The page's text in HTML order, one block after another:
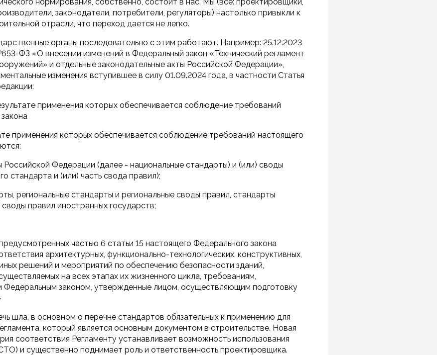
законодатели, потребители, регуляторы) настолько привыкли к
отрасли, что переход дается не легко.
органы последовательно с этим работают. Например: 25.12.2023
ФЗ «О внесении изменений в Федеральный закон «Технический регламент
и отдельные законодательные акты Российской Федерации»,
изменения вступившее в силу 01.09.2024 года, в частности Статья
применения которых обеспечивается соблюдение требований
применения которых обеспечивается соблюдение требований настоящего
Российской Федерации (далее - национальные стандарты) и (или) своды
стандарта и (или) часть свода правил);
региональные стандарты и региональные своды правил, стандарты
правил иностранных государств;
частью 6 статьи 15 настоящего Федерального закона
архитектурных, функционально-технологических, конструктивных,
решений и мероприятий по обеспечению безопасности зданий,
на всех этапах их жизненного цикла, требованиям,
Федеральным законом, утвержденные лицом, осуществляющим подготовку
шла, в основном о перечне стандартов обязательных к применению для
который является основным документом в строительстве. Новая
соответствия Регламенту устанавливает возможность использования
и существенно поднимает роль и ответственность проектировщика.